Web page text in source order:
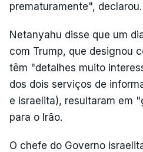
prematuramente", declarou.
Netanyahu disse que um
com Trump, que designou
têm "detalhes muito
dos dois serviços de
e israelita), resultaram em
para o Irão.
O chefe do Governo